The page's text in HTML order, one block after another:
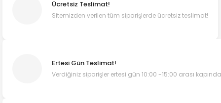
Ücretsiz Teslimat!
Sitemizden verilen tüm siparişlerde ücretsiz teslimat!
Ertesi Gün Teslimat!
Verdiğiniz siparişler ertesi gün 10:00 -15:00 arası